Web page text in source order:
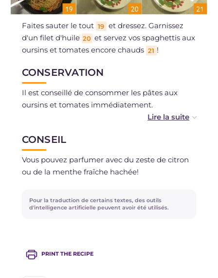
Faites sauter le tout 19 et dressez. Garnissez
d'un filet d'huile 20 et servez vos spaghettis aux
oursins et tomates encore chauds 21 !
CONSERVATION
Il est conseillé de consommer les pâtes aux
oursins et tomates immédiatement.
heures à l'avance et les conserver au
réfrigérateur dans un petit bol recouvert
d'huile.
CONSEIL
Vous pouvez parfumer avec du zeste de citron
ou de la menthe fraîche hachée!
Pour la traduction de certains textes, des outils
d'intelligence artificielle peuvent avoir été utilisés.
PRINT THE RECIPE